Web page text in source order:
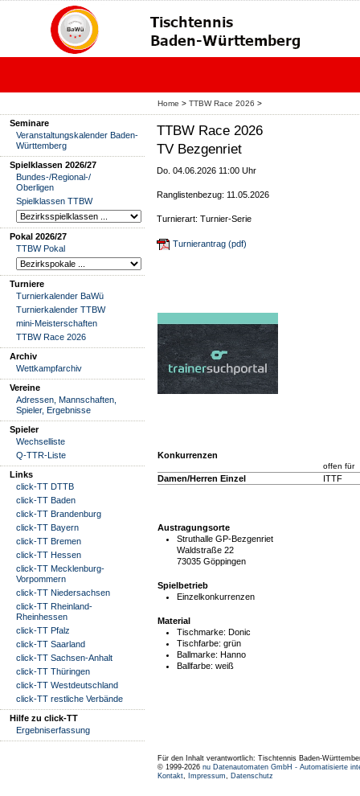
Home > TTBW Race 2026 >
Seminare
Veranstaltungskalender Baden-
Württemberg
Spielklassen 2026/27
Bundes-/Regional-/
Oberligen
Spielklassen TTBW
Pokal 2026/27
TTBW Pokal
Turniere
Turnierkalender BaWü
Turnierkalender TTBW
mini-Meisterschaften
TTBW Race 2026
Archiv
Wettkampfarchiv
Vereine
Adressen, Mannschaften,
Spieler, Ergebnisse
Spieler
Wechselliste
Q-TTR-Liste
Links
click-TT DTTB
click-TT Baden
click-TT Brandenburg
click-TT Bayern
click-TT Bremen
click-TT Hessen
click-TT Mecklenburg-
Vorpommern
click-TT Niedersachsen
click-TT Rheinland-
Rheinhessen
click-TT Pfalz
click-TT Saarland
click-TT Sachsen-Anhalt
click-TT Thüringen
click-TT Westdeutschland
click-TT restliche Verbände
Hilfe zu click-TT
Ergebniserfassung
TTBW Race 2026
TV Bezgenriet
Do. 04.06.2026 11:00 Uhr
Ranglistenbezug: 11.05.2026
Turnierart: Turnier-Serie
Turnierantrag (pdf)
Konkurrenzen
offen für
Damen/Herren Einzel ITTF
Austragungsorte
Struthalle GP-Bezgenriet
Waldstraße 22
73035 Göppingen
Spielbetrieb
Einzelkonkurrenzen
Material
Tischmarke: Donic
Tischfarbe: grün
Ballmarke: Hanno
Ballfarbe: weiß
Für den Inhalt verantwortlich: Tischtennis Baden-
© 1999-2026 nu Datenautomaten GmbH - Automatisierte
Kontakt, Impressum, Datenschutz